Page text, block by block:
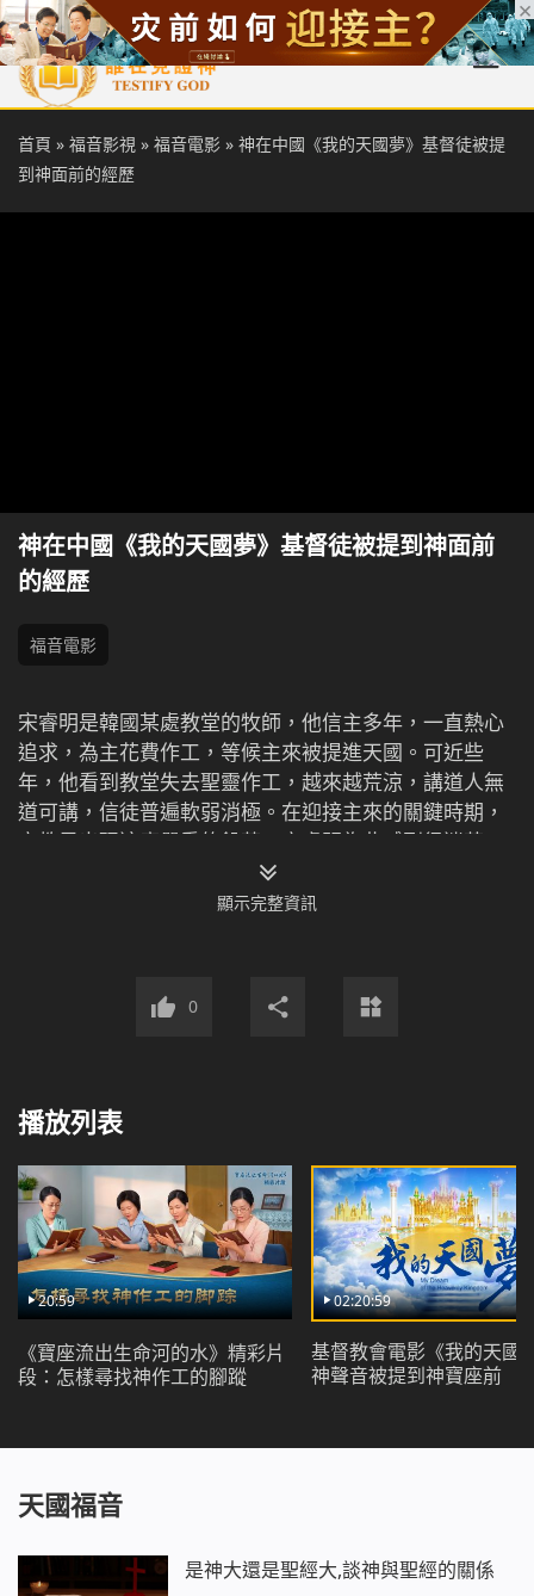
首頁 每日靈糧 天國福音 基督徒見證 信仰解答 聖經
首頁 » 福音影視 » 福音電影 » 神在中國《我的天國夢》基督徒被提
到神面前的經歷
神在中國《我的天國夢》基督徒被提到神面前
的經歷
福音電影
宋睿明是韓國某處教堂的牧師，他信主多年，一直熱心
追求，為主花費作工，等候主來被提進天國。可近些
年，他看到教堂失去聖靈作工，越來越荒涼，講道人無
道可講，信徒普遍軟弱消極。在迎接主來的關鍵時期，
宗教界出現這麼嚴重的飢荒，宋睿明為此感到很迷茫、
無助。就在這時，他聽一個在中國傳道被遣返回國的宣
教士說，中國出現一個教派，見證主耶穌已經來了，一
罪、反對，他還意識到中共是無神論政黨，是最抵擋神
的，中共最瘋狂定罪、迫害的教會應該是出於神的，於
教同工陳欣。通過讀全能神的話，宋睿明發現，全能神
的話都是真理，就是神的聲音！這個教派極有可能就是
主的顯現作工！然而，就在他們聚會聽見證人交通見證
全能神的末世作工時，卻被中國的宗教同工報警出賣，
宋睿明和崔承恩被中共警察抓捕並遣返回國。回國後，
宋睿明感到特別痛苦、失落，一直想法聯繫全能神教
會。一天，他從網上突然發現了全能神教會的韓文網
站，得知這個教派已經傳進了韓國，並建立了教會！宋
睿明驚喜萬分，帶領教會的弟兄姊妹一起考察神的末世
作工。通過見證人的交通見證，宋睿明等人認定了全能
顯示完整資訊
0
播放列表
20:59
《寶座流出生命河的水》精彩片
段：怎樣尋找神作工的腳蹤
02:20:59
基督教會電影《我的天國
神聲音被提到神寶座前
天國福音
是神大還是聖經大,談神與聖經的關係